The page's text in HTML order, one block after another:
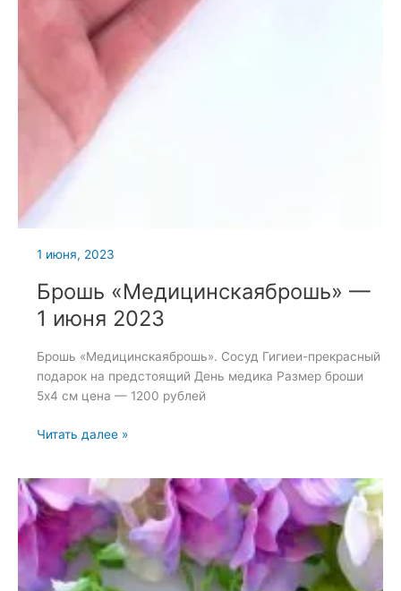
1 июня, 2023
Брошь «Медицинскаяброшь» —
1 июня 2023
Брошь «Медицинскаяброшь». Сосуд Гигиеи-прекрасный
подарок на предстоящий День медика Размер броши
5х4 см цена — 1200 рублей
Брошь
1
июня
2023
Читать далее »